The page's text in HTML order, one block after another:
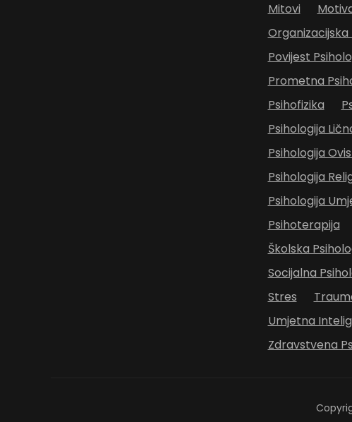
Mitovi
Organizacijska
Povijest
Prometna
Psihofizika
Psihologija
Psihologija
Psihologija
Psihologija
Psihoterapija
Školska
Socijalna
Stres
Umjetna
Zdravstvena